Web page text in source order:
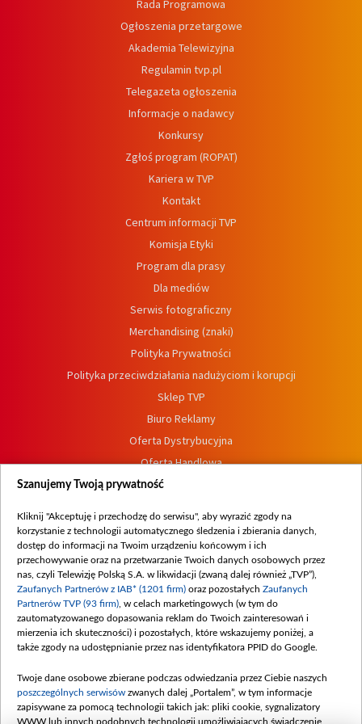
Rada Programowa
Ogłoszenia przetargowe
Akademia Telewizyjna
Regulamin tvp.pl
Telegazeta ogłoszenia
Informacje o nadawcy
Konkursy
Zgłoś program (ROPAT)
Kariera w TVP
Kontakt
Centrum informacji TVP
Komisja Etyki
Program dla prasy
Dla mediów
Serwis fotograficzny
Merchandising (znaki)
Polityka Prywatności
Polityka przeciwdziałania nadużyciom i korupcji
Sklep TVP
Biuro Reklamy
Oferta Dystrybucyjna
Oferta Handlowa
Dostępność
Procedura zgłoszeń wewnętrznych
Szanujemy Twoją prywatność
Kliknij "Akceptuję i przechodzę do serwisu", aby wyrazić zgody na
korzystanie z technologii automatycznego śledzenia i zbierania danych,
dostęp do informacji na Twoim urządzeniu końcowym i ich
przechowywanie oraz na przetwarzanie Twoich danych osobowych przez
nas, czyli Telewizję Polską S.A. w likwidacji (zwaną dalej również „TVP”),
Zaufanych Partnerów z IAB* (1201 firm) oraz pozostałych Zaufanych
Partnerów TVP (93 firm) , w celach marketingowych (w tym do
zautomatyzowanego dopasowania reklam do Twoich zainteresowań i
mierzenia ich skuteczności) i pozostałych, które wskazujemy poniżej, a
także zgody na udostępnianie przez nas identyfikatora PPID do Google.
Twoje dane osobowe zbierane podczas odwiedzania przez Ciebie naszych
poszczególnych serwisów zwanych dalej „Portalem”, w tym informacje
zapisywane za pomocą technologii takich jak: pliki cookie, sygnalizatory
WWW lub innych podobnych technologii umożliwiających świadczenie